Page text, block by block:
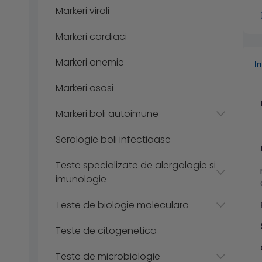
Markeri virali
Markeri cardiaci
Markeri anemie
Markeri ososi
Markeri boli autoimune
Serologie boli infectioase
Teste specializate de alergologie si
imunologie
Teste de biologie moleculara
Teste de citogenetica
Teste de microbiologie